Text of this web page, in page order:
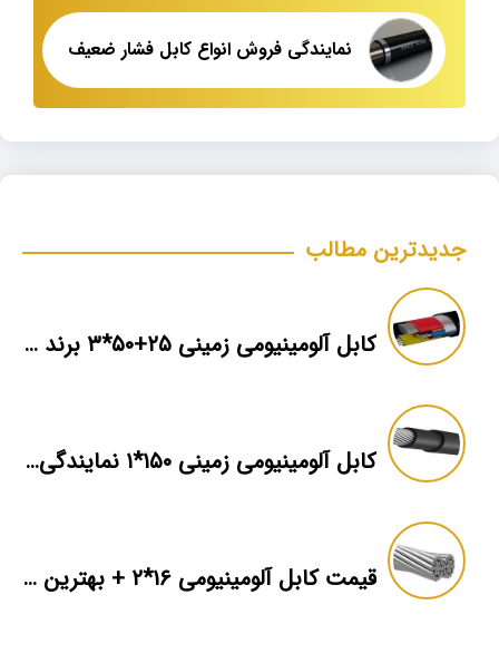
نمایندگی فروش انواع کابل فشار ضعیف
جدیدترین مطالب
کابل آلومینیومی زمینی ۲۵+۵۰*۳ برند ماهان
کابل آلومینیومی زمینی ۱۵۰*۱ نمایندگی فروش
قیمت کابل آلومینیومی ۱۶*۲ + بهترین برند بازار + اطلاعات فنی